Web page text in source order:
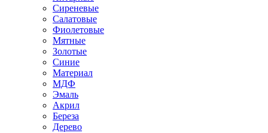
Сиреневые
Салатовые
Фиолетовые
Мятные
Золотые
Синие
Материал
МДФ
Эмаль
Акрил
Береза
Дерево